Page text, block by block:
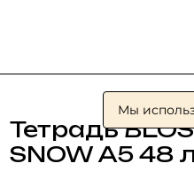
Тетрадь
SNOW А5 48
Мы